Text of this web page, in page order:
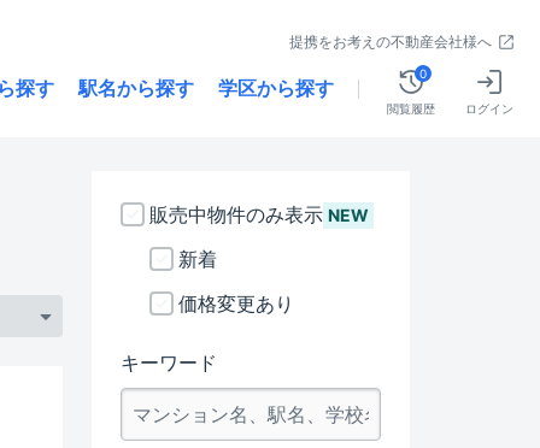
提携をお考えの不動産会社様へ
探す 駅名から探す 学区から探す
閲覧履歴
0
ログイン
販売中物件のみ表示 NEW
新着
価格変更あり
キーワード